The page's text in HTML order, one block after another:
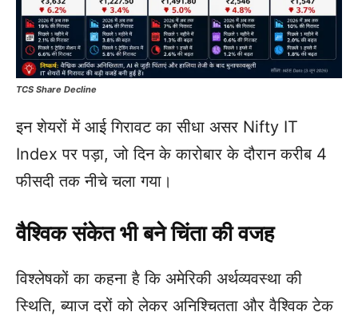
TCS Share Decline
इन शेयरों में आई गिरावट का सीधा असर Nifty IT
Index पर पड़ा, जो दिन के कारोबार के दौरान करीब 4
फीसदी तक नीचे चला गया।
वैश्विक संकेत भी बने चिंता की वजह
विश्लेषकों का कहना है कि अमेरिकी अर्थव्यवस्था की
स्थिति, ब्याज दरों को लेकर अनिश्चितता और वैश्विक टेक